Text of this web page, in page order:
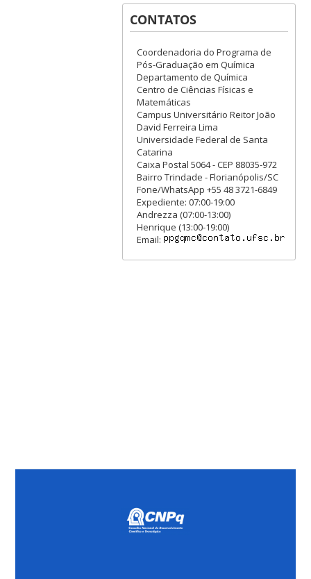
CONTATOS
Coordenadoria do Programa de
Pós-Graduação em Química
Departamento de Química
Centro de Ciências Físicas e
Matemáticas
Campus Universitário Reitor João
David Ferreira Lima
Universidade Federal de Santa
Catarina
Caixa Postal 5064 - CEP 88035-972
Bairro Trindade - Florianópolis/SC
Fone/WhatsApp +55 48 3721-6849
Expediente: 07:00-19:00
Andrezza (07:00-13:00)
Henrique (13:00-19:00)
Email: